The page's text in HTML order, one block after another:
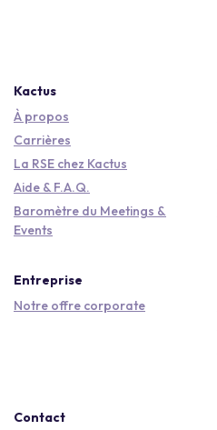
Kactus
À propos
Carrières
La RSE chez Kactus
Aide & F.A.Q.
Baromètre du Meetings &
Events
Entreprise
Notre offre corporate
Contact